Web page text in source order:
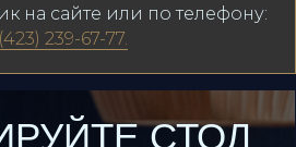
на сайте или по телефону:
239-67-77.